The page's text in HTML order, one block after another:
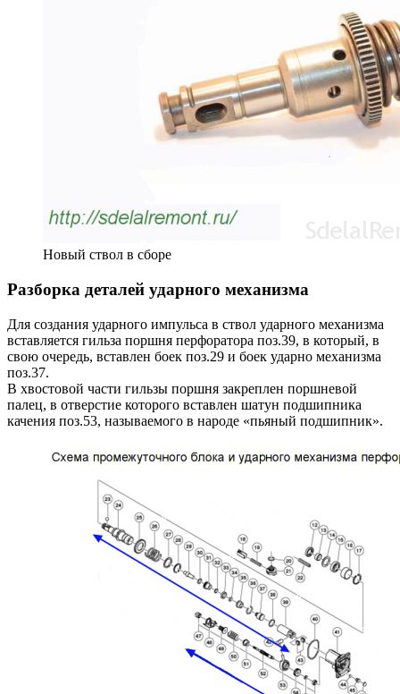
Новый ствол в сборе
Разборка деталей ударного механизма
Для создания ударного импульса в ствол ударного механизма
вставляется гильза поршня перфоратора поз.39, в который, в
свою очередь, вставлен боек поз.29 и боек ударно механизма
поз.37.
В хвостовой части гильзы поршня закреплен поршневой
палец, в отверстие которого вставлен шатун подшипника
качения поз.53, называемого в народе «пьяный подшипник».